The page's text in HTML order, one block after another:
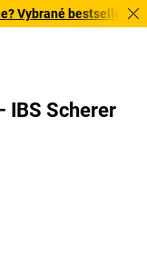
Vybrané bestsellery
IBS Scherer